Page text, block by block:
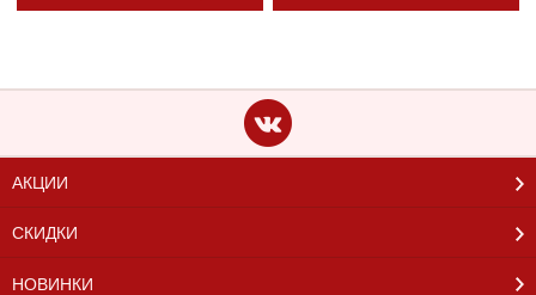
АКЦИИ
СКИДКИ
НОВИНКИ